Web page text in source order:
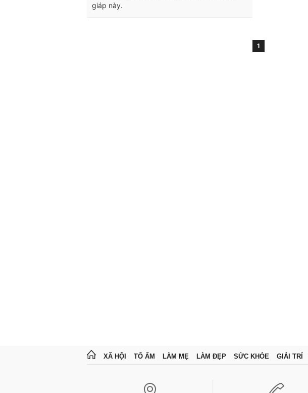
giáp này.
1
XÃ HỘI TỔ ẤM LÀM MẸ LÀM ĐẸP SỨC KHỎE GIẢI TRÍ